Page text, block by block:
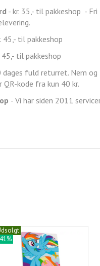
- kr. 35,- til pakkeshop -
45,- til pakkeshop
45,- til pakkeshop
dages fuld returret. Nem og
kode fra kun 40 kr.
- Vi har siden 2011